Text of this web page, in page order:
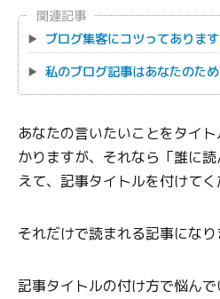
関連記事
ブログ集客にコツってありま
私のブログ記事はあなたのた
あなたの言いたいことをタイ
かりますが、それなら「誰に
えて、記事タイトルを付けてく
それだけで読まれる記事になり
記事タイトルの付け方で悩ん